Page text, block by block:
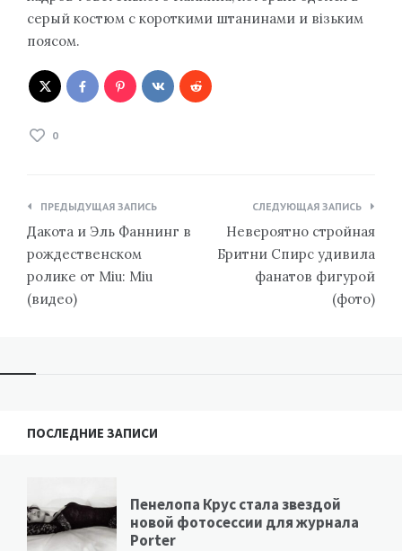
серый костюм с короткими штанинами и візьким
поясом.
0
Навигация
по
записям
ПРЕДЫДУЩАЯ ЗАПИСЬ
Дакота и Эль Фаннинг в
рождественском
ролике от Miu: Miu
(видео)
СЛЕДУЮЩАЯ ЗАПИСЬ
Невероятно стройная
Бритни Спирс удивила
фанатов фигурой
(фото)
ПОСЛЕДНИЕ ЗАПИСИ
Пенелопа Крус стала звездой
новой фотосессии для журнала
Porter